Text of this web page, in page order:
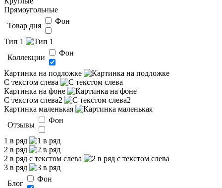
Прямоугольные
Товар дня
Фон
Тип 1
Коллекции
Фон
Картинка на подложке
С текстом слева
Картинка на фоне
С текстом слева2
Картинка маленькая
Отзывы
Фон
1 в ряд
2 в ряд
2 в ряд с текстом слева
3 в ряд
Блог
Фон